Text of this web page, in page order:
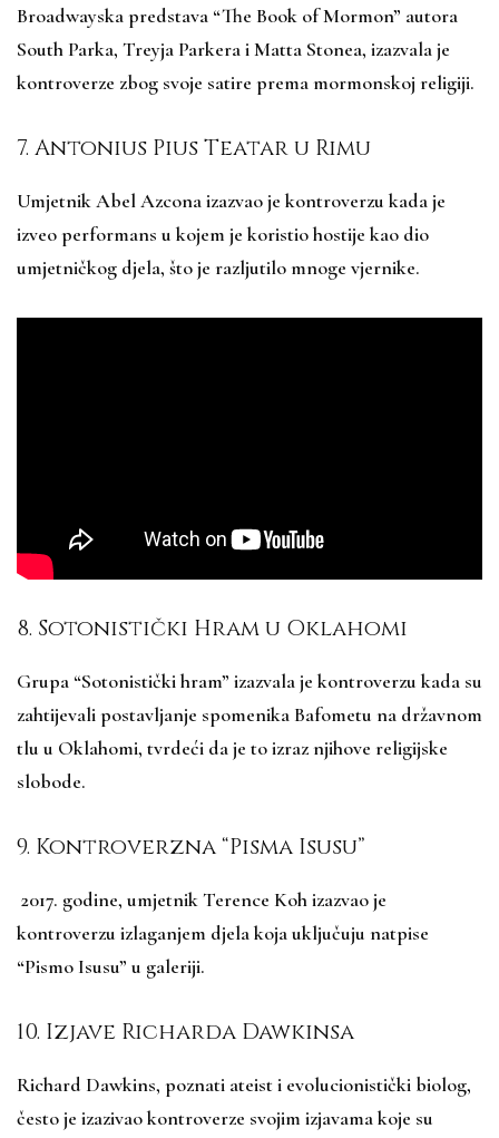
Broadwayska predstava “The Book of Mormon” autora
South Parka, Treyja Parkera i Matta Stonea, izazvala je
kontroverze zbog svoje satire prema mormonskoj religiji.
7. Antonius Pius Teatar u Rimu
Umjetnik Abel Azcona izazvao je kontroverzu kada je
izveo performans u kojem je koristio hostije kao dio
umjetničkog djela, što je razljutilo mnoge vjernike.
8. Sotonistički Hram u Oklahomi
Grupa “Sotonistički hram” izazvala je kontroverzu kada su
zahtijevali postavljanje spomenika Bafometu na državnom
tlu u Oklahomi, tvrdeći da je to izraz njihove religijske
slobode.
9. Kontroverzna “Pisma Isusu”
2017. godine, umjetnik Terence Koh izazvao je
kontroverzu izlaganjem djela koja uključuju natpise
“Pismo Isusu” u galeriji.
10. Izjave Richarda Dawkinsa
Richard Dawkins, poznati ateist i evolucionistički biolog,
često je izazivao kontroverze svojim izjavama koje su